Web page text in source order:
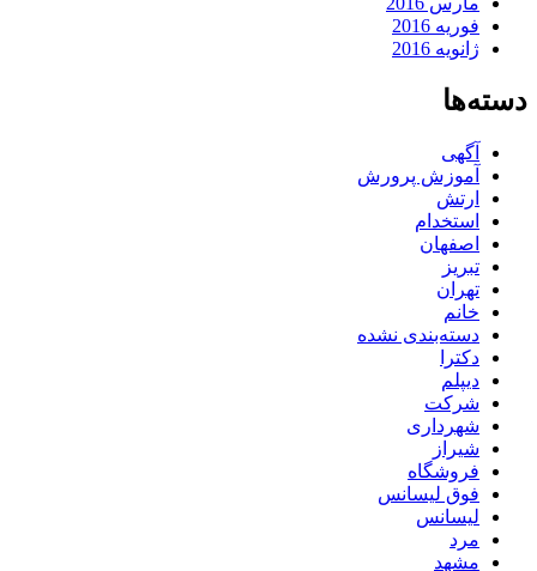
فوریه 2016
ژانویه 2016
دسته‌ها
آگهی
آموزش پرورش
ارتش
استخدام
اصفهان
تبریز
تهران
خانم
دسته‌بندی نشده
دکترا
دیپلم
شرکت
شهرداری
شیراز
فروشگاه
فوق لیسانس
لیسانس
مرد
مشهد